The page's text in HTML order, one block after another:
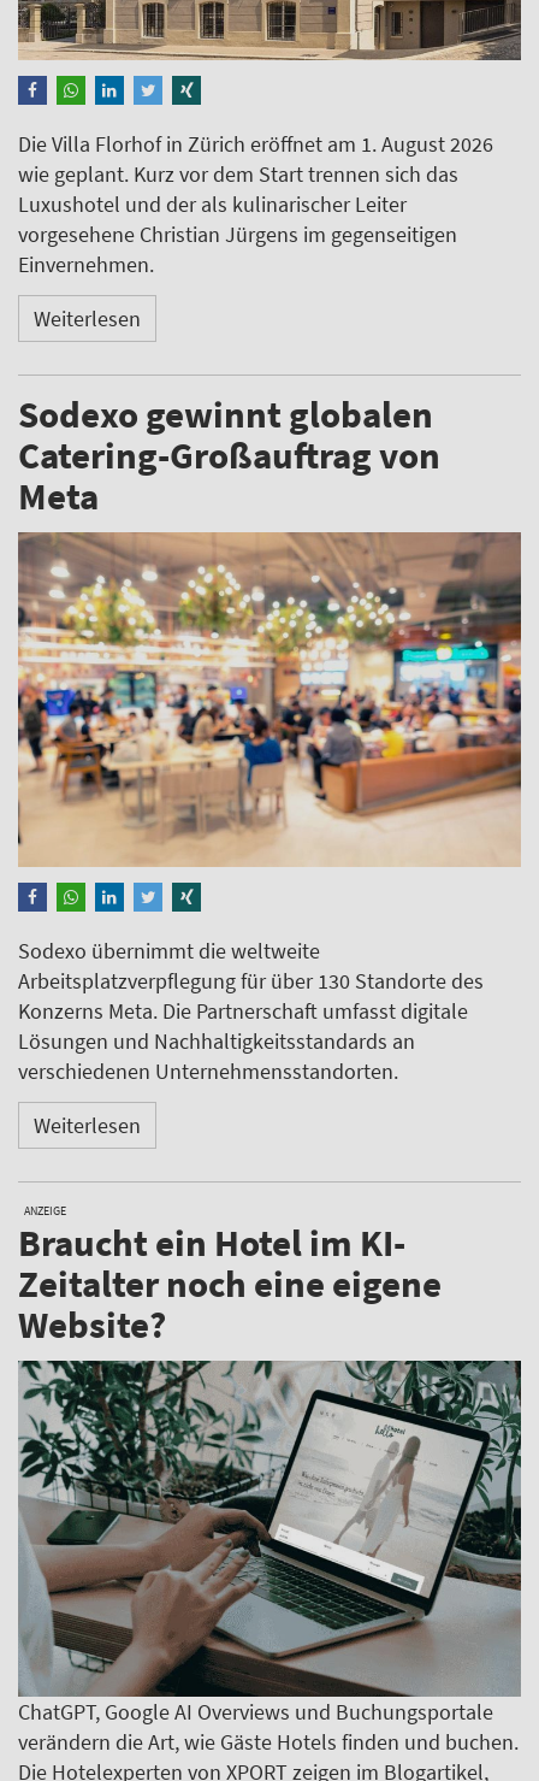
Die Villa Florhof in Zürich eröffnet am 1. August 2026
wie geplant. Kurz vor dem Start trennen sich das
Luxushotel und der als kulinarischer Leiter
vorgesehene Christian Jürgens im gegenseitigen
Einvernehmen.
Weiterlesen
Sodexo gewinnt globalen
Catering-Großauftrag von
Meta
Sodexo übernimmt die weltweite
Arbeitsplatzverpflegung für über 130 Standorte des
Konzerns Meta. Die Partnerschaft umfasst digitale
Lösungen und Nachhaltigkeitsstandards an
verschiedenen Unternehmensstandorten.
Weiterlesen
ANZEIGE
Braucht ein Hotel im KI-
Zeitalter noch eine eigene
Website?
ChatGPT, Google AI Overviews und Buchungsportale
verändern die Art, wie Gäste Hotels finden und buchen.
Die Hotelexperten von XPORT zeigen im Blogartikel,